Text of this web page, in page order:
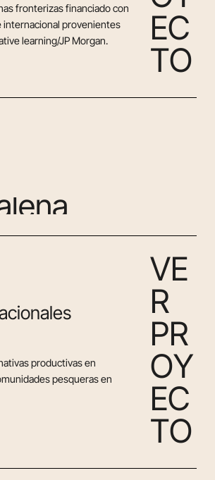
fronterizas financiado con
provenientes
learning/JP Morgan.
EC
TO
lena
productivas en
pesqueras en
VE
R
PR
OY
EC
TO